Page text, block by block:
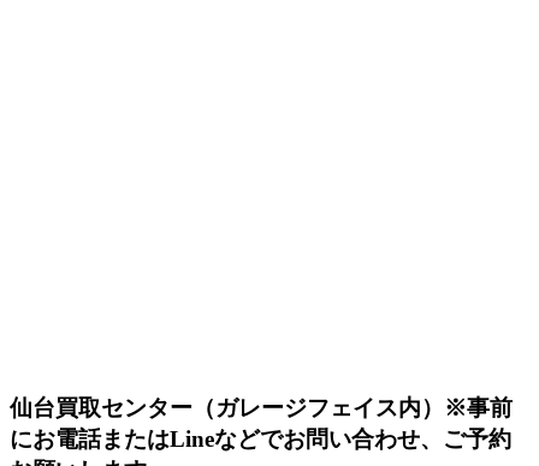
仙台買取センター（ガレージフェイス内） ※事前
にお電話またはLineなどでお問い合わせ、ご予約